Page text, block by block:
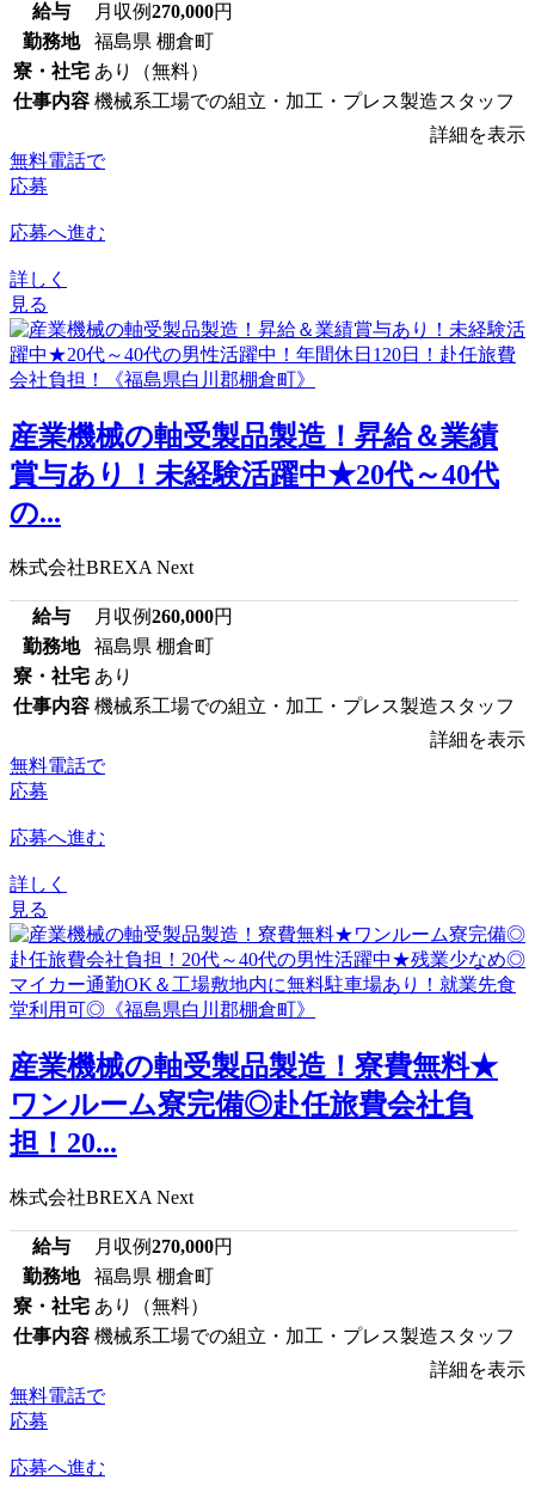
給与 月収例270,000円
勤務地
福島県 棚倉町
寮・社宅 あり（無料）
仕事内容 機械系工場での組立・加工・プレス製造スタッフ
詳細を表示
無料電話で
応募
応募へ進む
詳しく
見る
産業機械の軸受製品製造！昇給＆業績
賞与あり！未経験活躍中★20代～40代
の...
株式会社BREXA Next
給与 月収例260,000円
勤務地
福島県 棚倉町
寮・社宅 あり
仕事内容 機械系工場での組立・加工・プレス製造スタッフ
詳細を表示
無料電話で
応募
応募へ進む
詳しく
見る
産業機械の軸受製品製造！寮費無料★
ワンルーム寮完備◎赴任旅費会社負
担！20...
株式会社BREXA Next
給与 月収例270,000円
勤務地
福島県 棚倉町
寮・社宅 あり（無料）
仕事内容 機械系工場での組立・加工・プレス製造スタッフ
詳細を表示
無料電話で
応募
応募へ進む